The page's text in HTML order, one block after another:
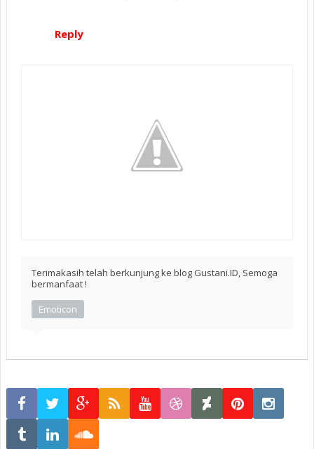
Reply
Terimakasih telah berkunjung ke blog Gustani.ID, Semoga
bermanfaat !
Emoticon